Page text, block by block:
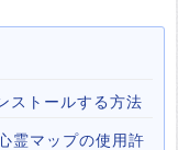
ストールする方法
霊マップの使用許